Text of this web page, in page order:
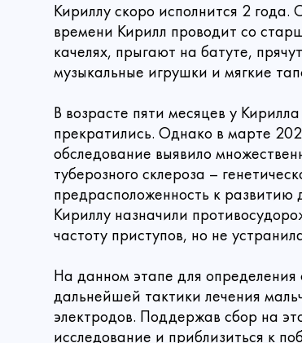
Кириллу скоро исполнится 2
времени Кирилл проводит со
качелях, прыгают на батуте,
музыкальные игрушки и мягкие
В возрасте пяти месяцев у
прекратились. Однако в марте
обследование выявило
туберозного склероза –
предрасположенность к развитию
Кириллу назначили
частоту приступов, но не
На данном этапе для определения
дальнейшей тактики лечения
электродов. Поддержав сбор на
исследование и приблизиться к